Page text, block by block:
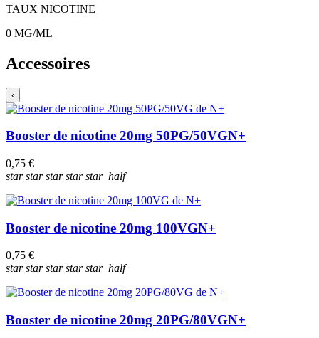
TAUX NICOTINE
0 MG/ML
Accessoires
‹
Booster de nicotine 20mg 50PG/50VGN+
0,75 €
starstarstarstarstar_half
Booster de nicotine 20mg 100VGN+
0,75 €
starstarstarstarstar_half
Booster de nicotine 20mg 20PG/80VGN+